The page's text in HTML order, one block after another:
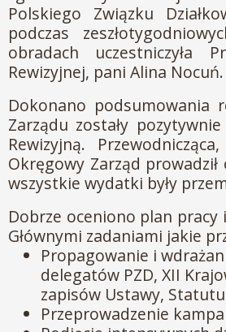
Polskiego Związku
podczas
obradach uczestniczyła
Rewizyjnej, pani Alina Nocuń.
Dokonano podsumowania
Zarządu zostały
Rewizyjną.
Okręgowy Zarząd
wszystkie wydatki były
Dobrze oceniono plan
Głównymi zadaniami jakie
Propagowanie i
delegatów PZD, XII
zapisów Ustawy,
Przeprowadzenie